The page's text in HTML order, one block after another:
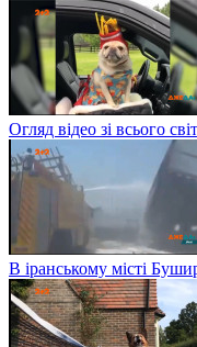
Огляд відео зі всього
В іранському місті